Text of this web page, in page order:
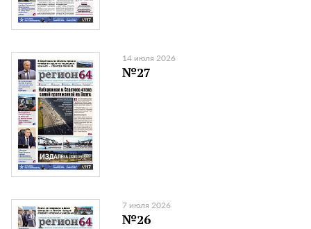
14 июля 2026
№27
7 июля 2026
№26